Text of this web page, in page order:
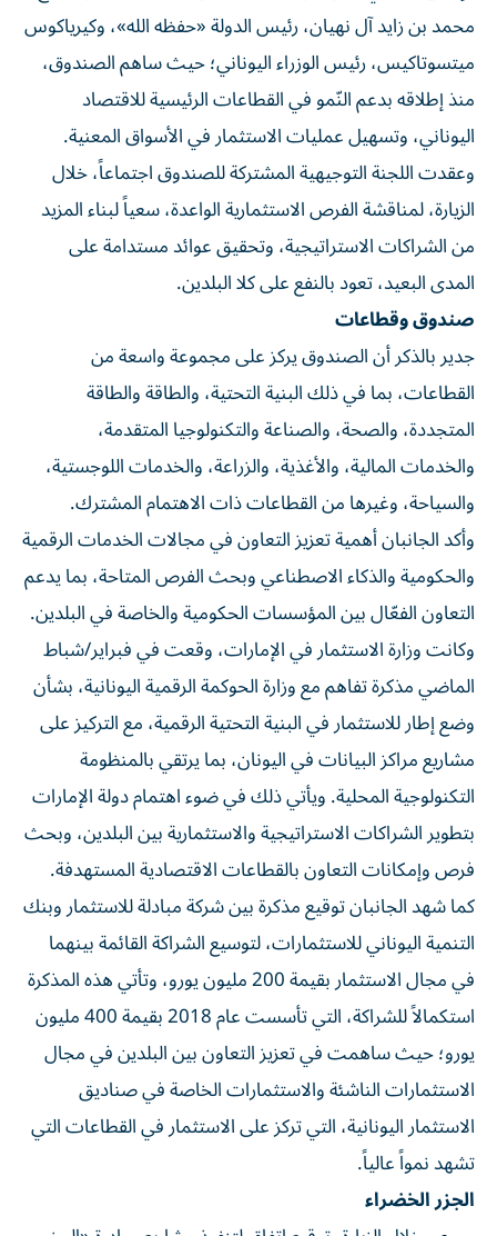
محمد بن زايد آل نهيان، رئيس الدولة «حفظه الله»، وكيرياكوس
ميتسوتاكيس، رئيس الوزراء اليوناني؛ حيث ساهم الصندوق،
منذ إطلاقه بدعم النّمو في القطاعات الرئيسية للاقتصاد
اليوناني، وتسهيل عمليات الاستثمار في الأسواق المعنية.
وعقدت اللجنة التوجيهية المشتركة للصندوق اجتماعاً، خلال
الزيارة، لمناقشة الفرص الاستثمارية الواعدة، سعياً لبناء المزيد
من الشراكات الاستراتيجية، وتحقيق عوائد مستدامة على
المدى البعيد، تعود بالنفع على كلا البلدين.
صندوق وقطاعات
جدير بالذكر أن الصندوق يركز على مجموعة واسعة من
القطاعات، بما في ذلك البنية التحتية، والطاقة والطاقة
المتجددة، والصحة، والصناعة والتكنولوجيا المتقدمة،
والخدمات المالية، والأغذية، والزراعة، والخدمات اللوجستية،
والسياحة، وغيرها من القطاعات ذات الاهتمام المشترك.
وأكد الجانبان أهمية تعزيز التعاون في مجالات الخدمات الرقمية
والحكومية والذكاء الاصطناعي وبحث الفرص المتاحة، بما يدعم
التعاون الفعّال بين المؤسسات الحكومية والخاصة في البلدين.
وكانت وزارة الاستثمار في الإمارات، وقعت في فبراير/شباط
الماضي مذكرة تفاهم مع وزارة الحوكمة الرقمية اليونانية، بشأن
وضع إطار للاستثمار في البنية التحتية الرقمية، مع التركيز على
مشاريع مراكز البيانات في اليونان، بما يرتقي بالمنظومة
التكنولوجية المحلية. ويأتي ذلك في ضوء اهتمام دولة الإمارات
بتطوير الشراكات الاستراتيجية والاستثمارية بين البلدين، وبحث
فرص وإمكانات التعاون بالقطاعات الاقتصادية المستهدفة.
كما شهد الجانبان توقيع مذكرة بين شركة مبادلة للاستثمار وبنك
التنمية اليوناني للاستثمارات، لتوسيع الشراكة القائمة بينهما
في مجال الاستثمار بقيمة 200 مليون يورو، وتأتي هذه المذكرة
استكمالاً للشراكة، التي تأسست عام 2018 بقيمة 400 مليون
يورو؛ حيث ساهمت في تعزيز التعاون بين البلدين في مجال
الاستثمارات الناشئة والاستثمارات الخاصة في صناديق
الاستثمار اليونانية، التي تركز على الاستثمار في القطاعات التي
تشهد نمواً عالياً.
الجزر الخضراء